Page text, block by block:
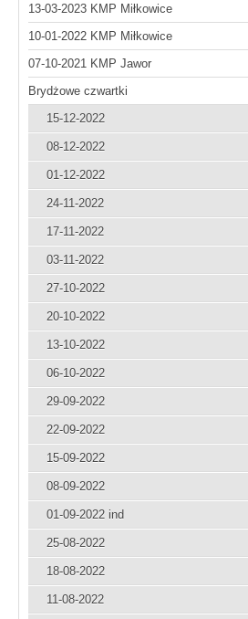
13-03-2023 KMP Miłkowice
10-01-2022 KMP Miłkowice
07-10-2021 KMP Jawor
Brydżowe czwartki
15-12-2022
08-12-2022
01-12-2022
24-11-2022
17-11-2022
03-11-2022
27-10-2022
20-10-2022
13-10-2022
06-10-2022
29-09-2022
22-09-2022
15-09-2022
08-09-2022
01-09-2022 ind
25-08-2022
18-08-2022
11-08-2022